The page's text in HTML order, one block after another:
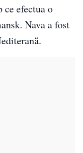
efectua o
Nava a fost